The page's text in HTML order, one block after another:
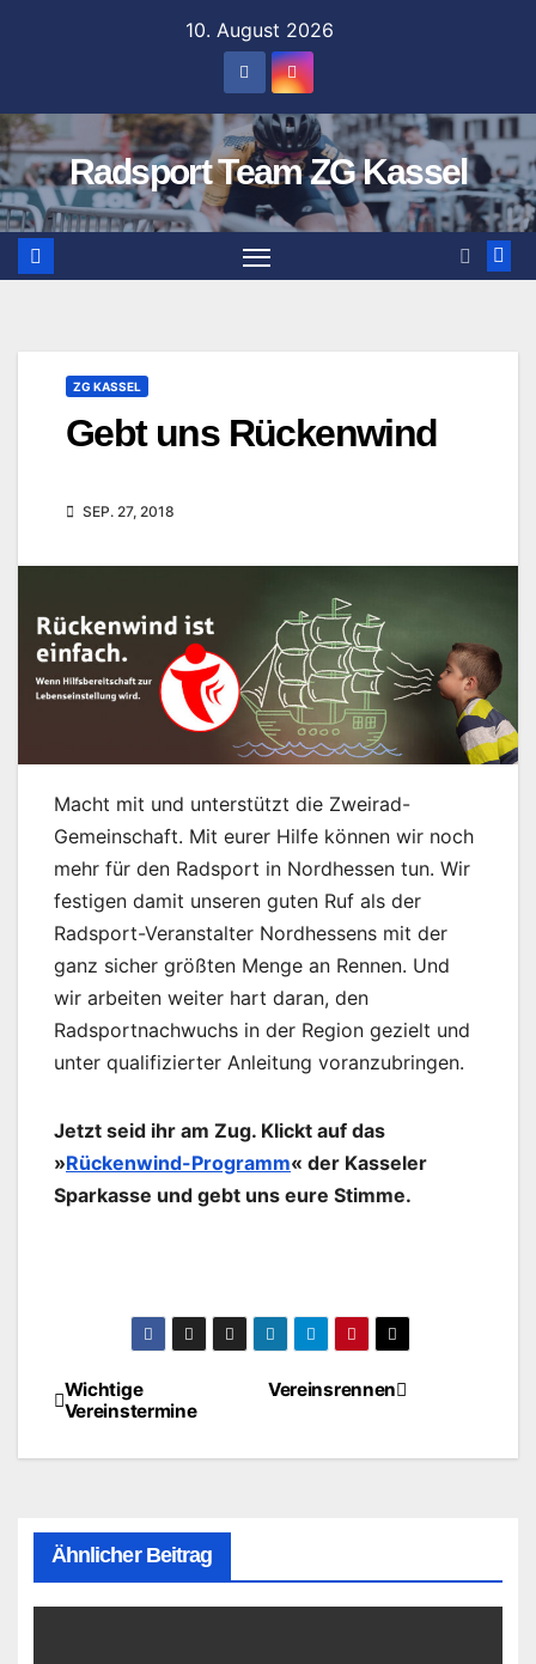
10. August 2026
Radsport Team ZG Kassel
ZG KASSEL
Gebt uns Rückenwind
SEP. 27, 2018
Macht mit und unterstützt die Zweirad-
Gemeinschaft. Mit eurer Hilfe können wir noch
mehr für den Radsport in Nordhessen tun. Wir
festigen damit unseren guten Ruf als der
Radsport-Veranstalter Nordhessens mit der
ganz sicher größten Menge an Rennen. Und
wir arbeiten weiter hart daran, den
Radsportnachwuchs in der Region gezielt und
unter qualifizierter Anleitung voranzubringen.
Jetzt seid ihr am Zug. Klickt auf das
»Rückenwind-Programm« der Kasseler
Sparkasse und gebt uns eure Stimme.
Beitragsnavigation
Vereinsrennen
Wichtige
Vereinstermine
Ähnlicher Beitrag